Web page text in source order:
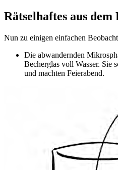
Rätselhaftes aus
Nun zu einigen einfachen
Die abwandernden
Becherglas voll Wasser. Sie
und machten Feierabend.